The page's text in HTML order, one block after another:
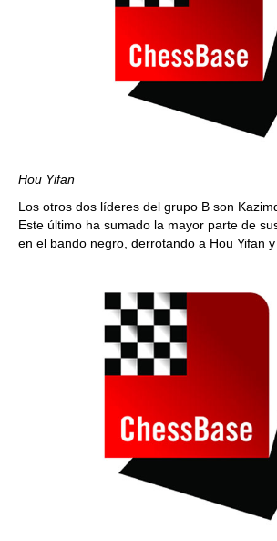
Hou Yifan
Los otros dos líderes del grupo B son
Este último ha sumado la mayor parte de
en el bando negro, derrotando a Hou Yifan y